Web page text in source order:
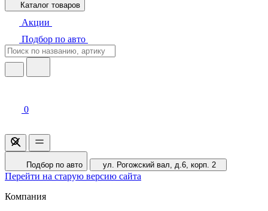
Каталог товаров
Акции
Подбор по авто
0
Подбор по авто ул. Рогожский вал, д.6, корп. 2
Перейти на старую версию сайта
Компания